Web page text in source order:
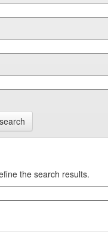
the search results.